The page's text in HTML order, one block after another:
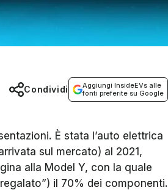
Aggiungi InsideEVs alle
fonti preferite su Google
Condividi
È stata l’auto elettrica
sul mercato) al 2021,
alla Model Y, con la quale
il 70% dei componenti.